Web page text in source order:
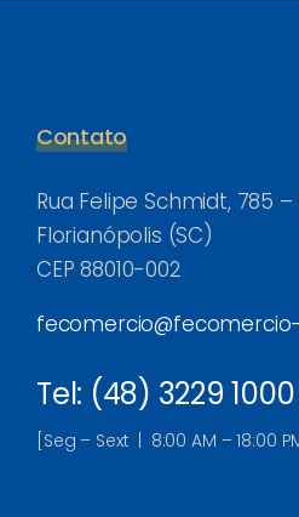
Contato
Rua Felipe Schmidt, 785
Florianópolis (SC)
CEP 88010-002
Tel: (48) 3229 1000
[Seg – Sext | 8:00 AM – 18:00